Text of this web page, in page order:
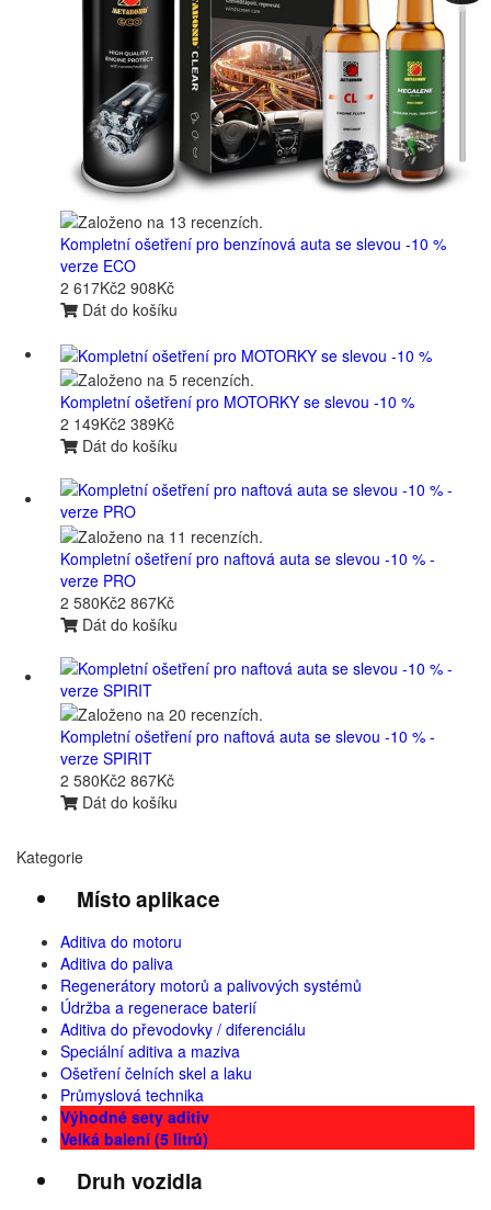
Kompletní ošetření pro benzínová auta se slevou -10 %
verze ECO
2 617Kč2 908Kč
Dát do košíku
Kompletní ošetření pro MOTORKY se slevou -10 %
2 149Kč2 389Kč
Dát do košíku
Kompletní ošetření pro naftová auta se slevou -10 % -
verze PRO
2 580Kč2 867Kč
Dát do košíku
Kompletní ošetření pro naftová auta se slevou -10 % -
verze SPIRIT
2 580Kč2 867Kč
Dát do košíku
Kategorie
Místo aplikace
Aditiva do motoru
Aditiva do paliva
Regenerátory motorů a palivových systémů
Údržba a regenerace baterií
Aditiva do převodovky / diferenciálu
Speciální aditiva a maziva
Ošetření čelních skel a laku
Průmyslová technika
Výhodné sety aditiv
Velká balení (5 litrů)
Druh vozidla